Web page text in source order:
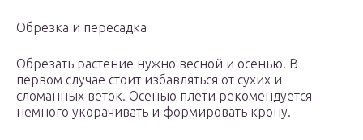
Обрезка и пересадка
Обрезать растение нужно весной и осенью. В
первом случае стоит избавляться от сухих и
сломанных веток. Осенью плети рекомендуется
немного укорачивать и формировать крону.